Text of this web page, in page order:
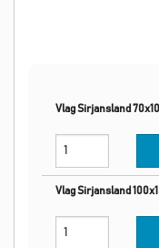
Vlag Sirjansland
Vlag Sirjansland